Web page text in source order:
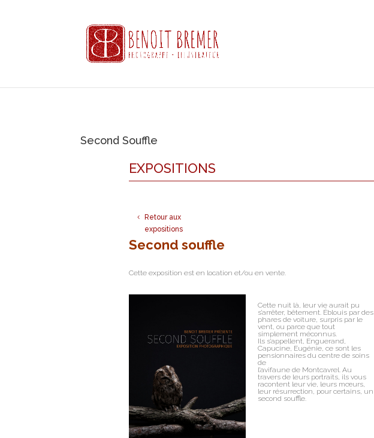
Second Souffle
EXPOSITIONS
Retour aux
expositions
Second souffle
Cette exposition est en location et/ou en vente.
Cette nuit là, leur vie aurait pu
s’arrêter, bêtement. Éblouis par des
phares de voiture, surpris par le
vent, ou parce que tout
simplement méconnus.
Ils s’appellent, Enguerand,
Capucine, Eugénie, ce sont les
pensionnaires du centre de soins
de
l’avifaune de Montcavrel. Au
travers de leurs portraits, ils vous
racontent leur vie, leurs mœurs,
leur résurrection, pour certains, un
second souffle.